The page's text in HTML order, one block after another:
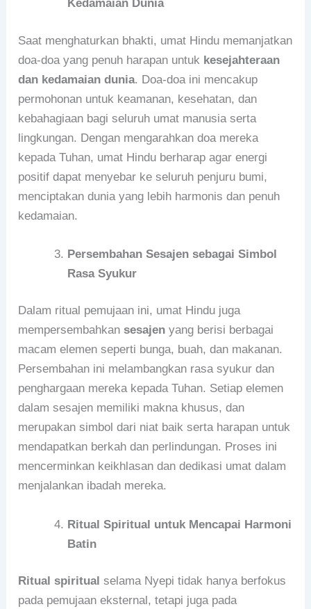
Kedamaian Dunia
Saat menghaturkan bhakti, umat Hindu memanjatkan
doa-doa yang penuh harapan untuk kesejahteraan
dan kedamaian dunia. Doa-doa ini mencakup
permohonan untuk keamanan, kesehatan, dan
kebahagiaan bagi seluruh umat manusia serta
lingkungan. Dengan mengarahkan doa mereka
kepada Tuhan, umat Hindu berharap agar energi
positif dapat menyebar ke seluruh penjuru bumi,
menciptakan dunia yang lebih harmonis dan penuh
kedamaian.
Persembahan Sesajen sebagai Simbol
Rasa Syukur
Dalam ritual pemujaan ini, umat Hindu juga
mempersembahkansesajen yang berisi berbagai
macam elemen seperti bunga, buah, dan makanan.
Persembahan ini melambangkan rasa syukur dan
penghargaan mereka kepada Tuhan. Setiap elemen
dalam sesajen memiliki makna khusus, dan
merupakan simbol dari niat baik serta harapan untuk
mendapatkan berkah dan perlindungan. Proses ini
mencerminkan keikhlasan dan dedikasi umat dalam
menjalankan ibadah mereka.
Ritual Spiritual untuk Mencapai Harmoni
Batin
Ritual spiritual selama Nyepi tidak hanya berfokus
pada pemujaan eksternal, tetapi juga pada